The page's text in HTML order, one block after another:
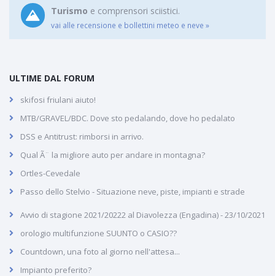
Turismo e comprensori sciistici.
vai alle recensione e bollettini meteo e neve »
ULTIME DAL FORUM
skifosi friulani aiuto!
MTB/GRAVEL/BDC. Dove sto pedalando, dove ho pedalato
DSS e Antitrust: rimborsi in arrivo.
Qual Ã¨ la migliore auto per andare in montagna?
Ortles-Cevedale
Passo dello Stelvio - Situazione neve, piste, impianti e strade
Avvio di stagione 2021/20222 al Diavolezza (Engadina) - 23/10/2021
orologio multifunzione SUUNTO o CASIO??
Countdown, una foto al giorno nell'attesa...
Impianto preferito?